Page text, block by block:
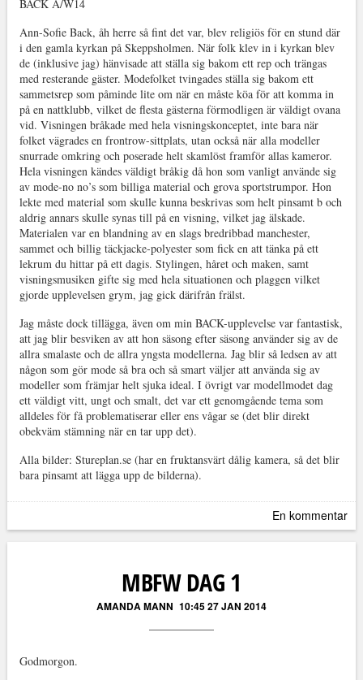
BACK A/W14
Ann-Sofie Back, åh herre så fint det var, blev religiös för en stund där
i den gamla kyrkan på Skeppsholmen. När folk klev in i kyrkan blev
de (inklusive jag) hänvisade att ställa sig bakom ett rep och trängas
med resterande gäster. Modefolket tvingades ställa sig bakom ett
sammetsrep som påminde lite om när en måste köa för att komma in
på en nattklubb, vilket de flesta gästerna förmodligen är väldigt ovana
vid. Visningen bråkade med hela visningskonceptet, inte bara när
folket vägrades en frontrow-sittplats, utan också när alla modeller
snurrade omkring och poserade helt skamlöst framför allas kameror.
Hela visningen kändes väldigt bråkig då hon som vanligt använde sig
av mode-no no’s som billiga material och grova sportstrumpor. Hon
lekte med material som skulle kunna beskrivas som helt pinsamt b och
aldrig annars skulle synas till på en visning, vilket jag älskade.
Materialen var en blandning av en slags bredribbad manchester,
sammet och billig täckjacke-polyester som fick en att tänka på ett
lekrum du hittar på ett dagis. Stylingen, håret och maken, samt
visningsmusiken gifte sig med hela situationen och plaggen vilket
gjorde upplevelsen grym, jag gick därifrån frälst.
Jag måste dock tillägga, även om min BACK-upplevelse var fantastisk,
att jag blir besviken av att hon säsong efter säsong använder sig av de
allra smalaste och de allra yngsta modellerna. Jag blir så ledsen av att
någon som gör mode så bra och så smart väljer att använda sig av
modeller som främjar helt sjuka ideal. I övrigt var modellmodet dag
ett väldigt vitt, ungt och smalt, det var ett genomgående tema som
alldeles för få problematiserar eller ens vågar se (det blir direkt
obekväm stämning när en tar upp det).
Alla bilder: Stureplan.se (har en fruktansvärt dålig kamera, så det blir
bara pinsamt att lägga upp de bilderna).
En kommentar
MBFW DAG 1
AMANDA MANN 10:45 27 JAN 2014
Godmorgon.